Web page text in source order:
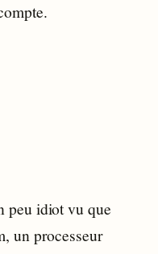
peu idiot vu que
un processeur